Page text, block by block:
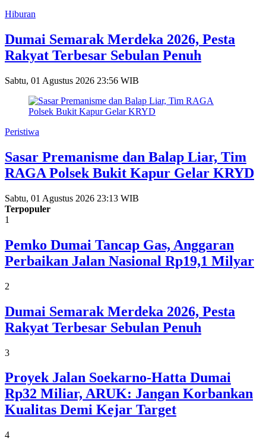
Hiburan
Dumai Semarak Merdeka 2026, Pesta
Rakyat Terbesar Sebulan Penuh
Sabtu, 01 Agustus 2026 23:56 WIB
Peristiwa
Sasar Premanisme dan Balap Liar, Tim
RAGA Polsek Bukit Kapur Gelar KRYD
Sabtu, 01 Agustus 2026 23:13 WIB
Terpopuler
1
Pemko Dumai Tancap Gas, Anggaran
Perbaikan Jalan Nasional Rp19,1 Milyar
2
Dumai Semarak Merdeka 2026, Pesta
Rakyat Terbesar Sebulan Penuh
3
Proyek Jalan Soekarno-Hatta Dumai
Rp32 Miliar, ARUK: Jangan Korbankan
Kualitas Demi Kejar Target
4